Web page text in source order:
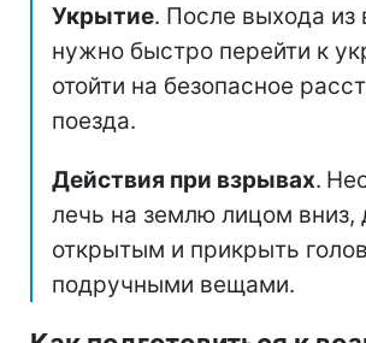
Укрытие. После выхода из
нужно быстро перейти к
отойти на безопасное
поезда.
Действия при взрывах.
лечь на землю лицом вниз,
открытым и прикрыть
подручными вещами.